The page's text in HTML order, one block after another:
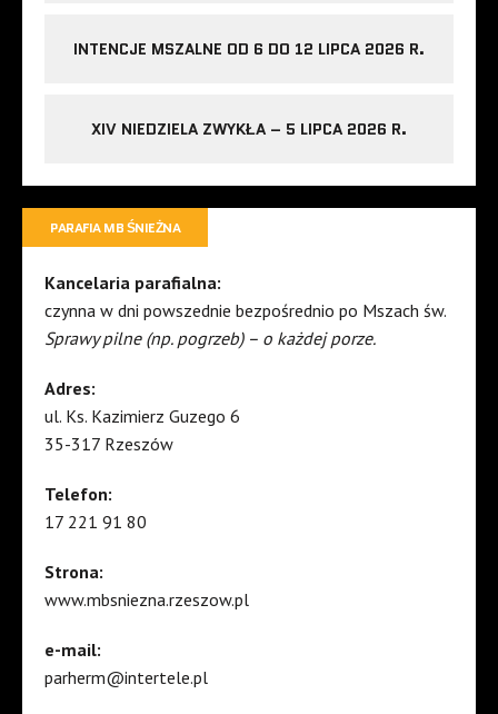
INTENCJE MSZALNE OD 6 DO 12 LIPCA 2026 R.
XIV NIEDZIELA ZWYKŁA – 5 LIPCA 2026 R.
PARAFIA MB ŚNIEŻNA
Kancelaria parafialna:
czynna w dni powszednie bezpośrednio po Mszach św.
Sprawy pilne (np. pogrzeb) – o każdej porze.
Adres:
ul. Ks. Kazimierz Guzego 6
35-317 Rzeszów
Telefon:
17 221 91 80
Strona:
www.mbsniezna.rzeszow.pl
e-mail:
parherm@intertele.pl